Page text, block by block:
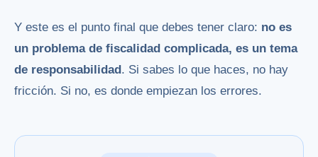
Y este es el punto final que debes tener claro: no es
un problema de fiscalidad complicada, es un tema
de responsabilidad . Si sabes lo que haces, no hay
fricción. Si no, es donde empiezan los errores.